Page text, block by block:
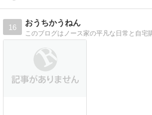
16
おうちかうねん